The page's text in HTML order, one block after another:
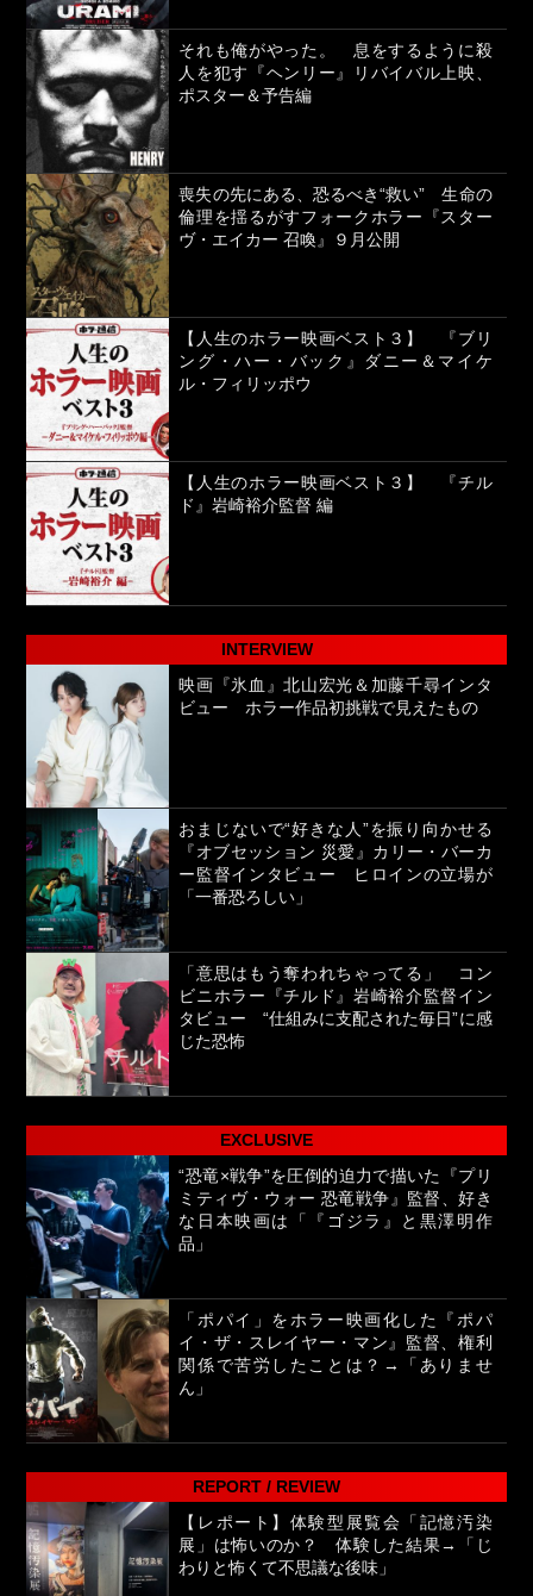
それも俺がやった。 息をするように殺
人を犯す『ヘンリー』リバイバル上映、
ポスター＆予告編
喪失の先にある、恐るべき“救い” 生命の
倫理を揺るがすフォークホラー『スター
ヴ・エイカー 召喚』９月公開
【人生のホラー映画ベスト３】 『ブリ
ング・ハー・バック』ダニー＆マイケ
ル・フィリッポウ
【人生のホラー映画ベスト３】 『チル
ド』岩崎裕介監督 編
INTERVIEW
映画『氷血』北山宏光＆加藤千尋インタ
ビュー ホラー作品初挑戦で見えたもの
おまじないで“好きな人”を振り向かせる
『オブセッション 災愛』カリー・バーカ
ー監督インタビュー ヒロインの立場が
「一番恐ろしい」
「意思はもう奪われちゃってる」 コン
ビニホラー『チルド』岩崎裕介監督イン
タビュー “仕組みに支配された毎日”に感
じた恐怖
EXCLUSIVE
“恐竜×戦争”を圧倒的迫力で描いた『プリ
ミティヴ・ウォー 恐竜戦争』監督、好き
な日本映画は「『ゴジラ』と黒澤明作
品」
「ポパイ」をホラー映画化した『ポパ
イ・ザ・スレイヤー・マン』監督、権利
関係で苦労したことは？→「ありませ
ん」
REPORT / REVIEW
【レポート】体験型展覧会「記憶汚染
展」は怖いのか？ 体験した結果→「じ
わりと怖くて不思議な後味」